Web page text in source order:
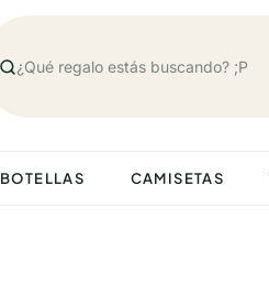
BOTELLAS CAMISETAS